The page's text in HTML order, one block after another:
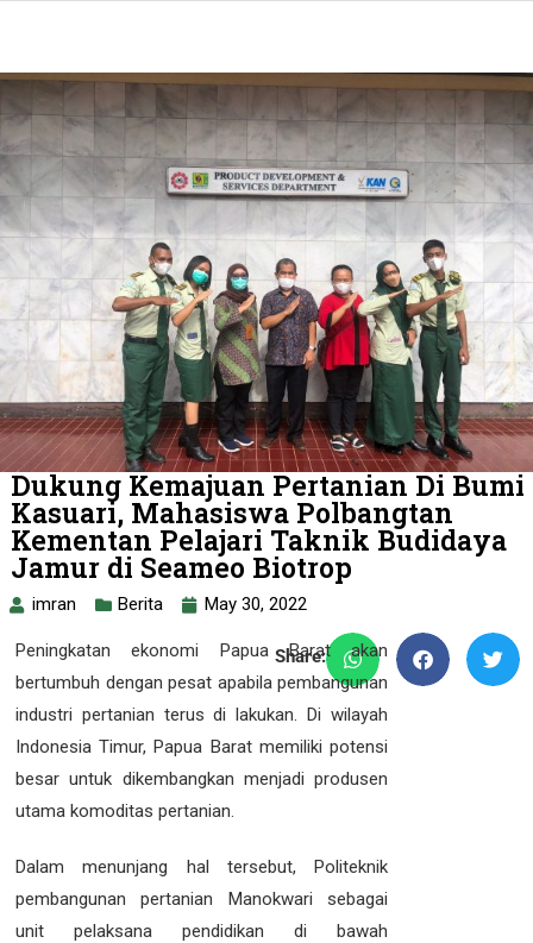
Dukung Kemajuan Pertanian Di Bumi
Kasuari, Mahasiswa Polbangtan
Kementan Pelajari Taknik Budidaya
Jamur di Seameo Biotrop
imran Berita May 30, 2022
Share:
Peningkatan ekonomi Papua Barat akan
bertumbuh dengan pesat apabila pembangunan
industri pertanian terus di lakukan. Di wilayah
Indonesia Timur, Papua Barat memiliki potensi
besar untuk dikembangkan menjadi produsen
utama komoditas pertanian.
Dalam menunjang hal tersebut, Politeknik
pembangunan pertanian Manokwari sebagai
unit pelaksana pendidikan di bawah